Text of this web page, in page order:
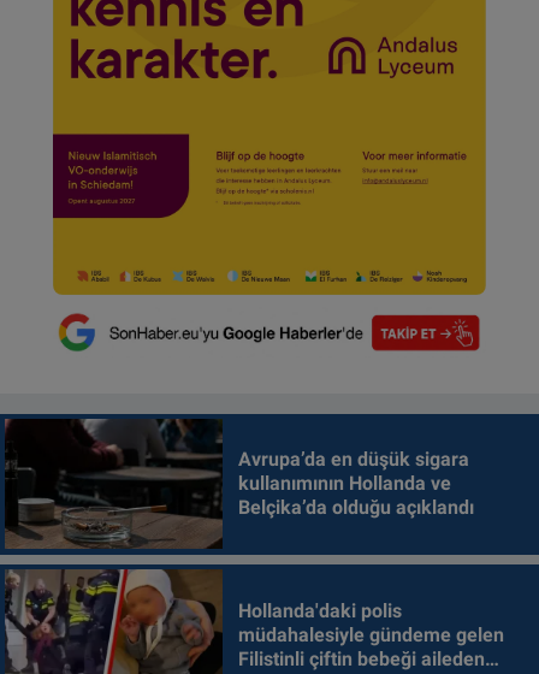
Avrupa’da en düşük sigara
kullanımının Hollanda ve
Belçika’da olduğu açıklandı
Hollanda'daki polis
müdahalesiyle gündeme gelen
Filistinli çiftin bebeği aileden